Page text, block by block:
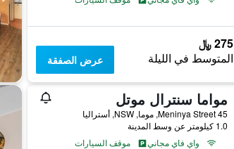
275 ﷼
المتوسط في الليلة عرض الصفقة
مواما سنترال موتل
45 Meninya Street, موما, NSW, أستراليا
1.0 كيلومتر عن وسط المدينة
واي فاي مجاني
موقف السيارات